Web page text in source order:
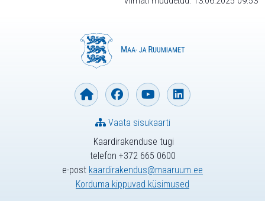
Kaardirakenduse tugi
telefon +372 665 0600
e-post kaardirakendus@maaruum.ee
Korduma kippuvad küsimused
Vaata sisukaarti